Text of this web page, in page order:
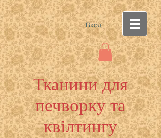
Вход
Тканини для
печворку та
квілтингу